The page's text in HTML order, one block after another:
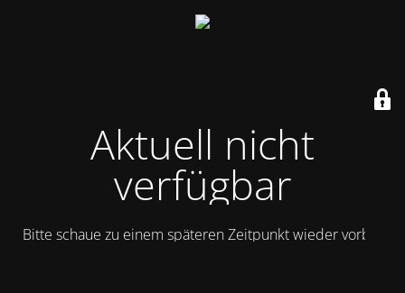
Aktuell nicht
verfügbar
Bitte schaue zu einem späteren Zeitpunkt wieder vorbei